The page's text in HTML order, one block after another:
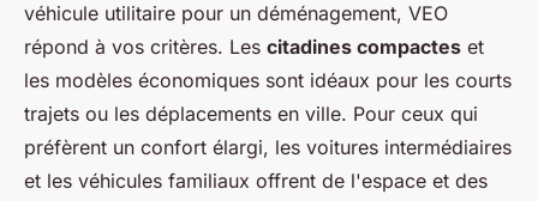
véhicule utilitaire pour un déménagement, VEO
répond à vos critères. Les citadines compactes et
les modèles économiques sont idéaux pour les courts
trajets ou les déplacements en ville. Pour ceux qui
préfèrent un confort élargi, les voitures intermédiaires
et les véhicules familiaux offrent de l'espace et des